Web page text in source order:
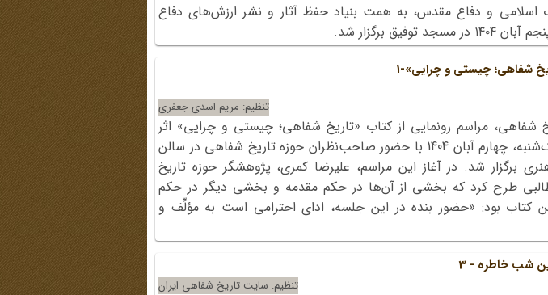
اسلامی و دفاع مقدس، به همت بنیاد حفظ آثار و نشر ارزش‌های دفاع
برگزار شد.
شفاهی؛ چیستی و چرایی»-1
تنظیم: مریم اسدی جعفری
شفاهی، مراسم رونمایی از کتاب «تاریخ شفاهی؛ چیستی و چرایی» اثر
حمید قزوینی، عصر یک‌شنبه، چهارم آبان 1404 با حضور صاحب‌نظران حوزه تاریخ شفاهی در سالن
برگزار شد. در آغاز این مراسم، علیرضا کمری، پژوهشگر حوزه تاریخ
طرح کرد که بخشی از آن‌ها در حکم مقدمه و بخشی دیگر در حکم
کتاب بود: «حضور بنده در این جلسه، ادای احترامی‌ است به مؤلِّف و
شب خاطره - 3
تنظیم: سایت تاریخ شفاهی ایران